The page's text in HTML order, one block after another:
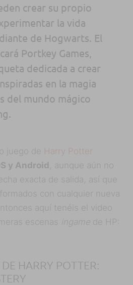
crear su propio
la vida
de Hogwarts. El
Portkey Games,
dedicada a crear
en la magia
del mundo mágico
juego de Harry Potter
y Android , aunque aún no
exacta de salida, así que
con cualquier nueva
aquí tenéis el video
escenas ingame de HP:
HARRY POTTER: